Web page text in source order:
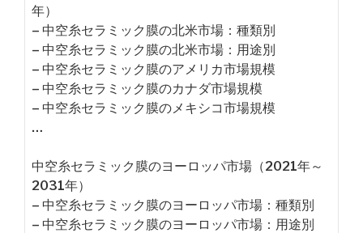
年）
– 中空糸セラミック膜の北米市場：種類別
– 中空糸セラミック膜の北米市場：用途別
– 中空糸セラミック膜のアメリカ市場規模
– 中空糸セラミック膜のカナダ市場規模
– 中空糸セラミック膜のメキシコ市場規模
…
中空糸セラミック膜のヨーロッパ市場（2021年～
2031年）
– 中空糸セラミック膜のヨーロッパ市場：種類別
– 中空糸セラミック膜のヨーロッパ市場：用途別